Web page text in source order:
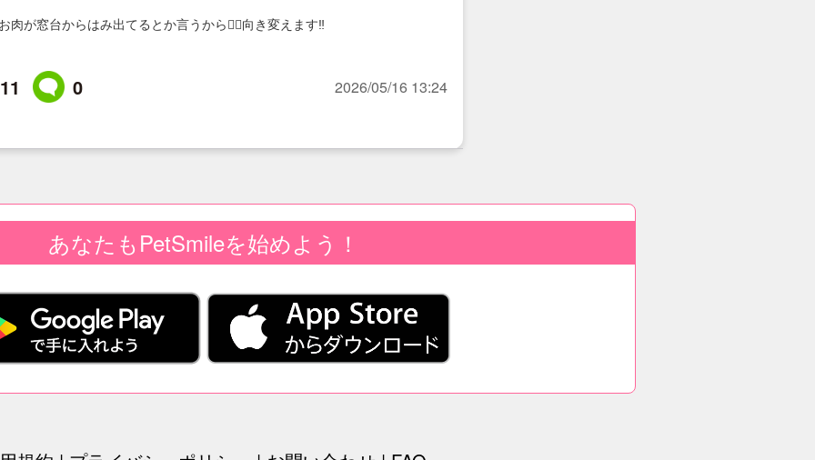
肉が窓台からはみ出てるとか言うから🙂‍↔️向き変えます‼️
11 0 2026/05/16 13:24
あなたもPetSmileを始めよう！